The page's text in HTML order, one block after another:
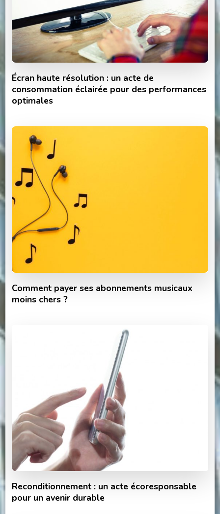
Écran haute résolution : un acte de
consommation éclairée pour des performances
optimales
Comment payer ses abonnements musicaux
moins chers ?
Reconditionnement : un acte écoresponsable
pour un avenir durable